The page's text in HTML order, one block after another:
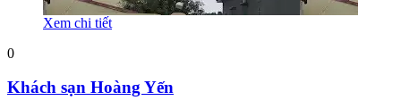
Xem chi tiết
0
Khách sạn Hoàng Yến